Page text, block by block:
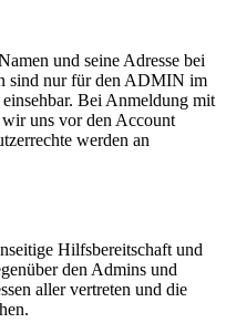
und seine Adresse bei
sind nur für den ADMIN im
Bei Anmeldung mit
wir uns vor den Account
werden an
Hilfsbereitschaft und
den Admins und
aller vertreten und die